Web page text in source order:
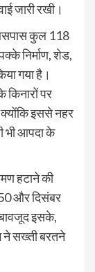
जारी रखी।
कुल 118
निर्माण, शेड,
गया है।
किनारों पर
क्योंकि इससे नहर
भी आपदा के
हटाने की
और दिसंबर
इसके,
ने सख्ती बरतने